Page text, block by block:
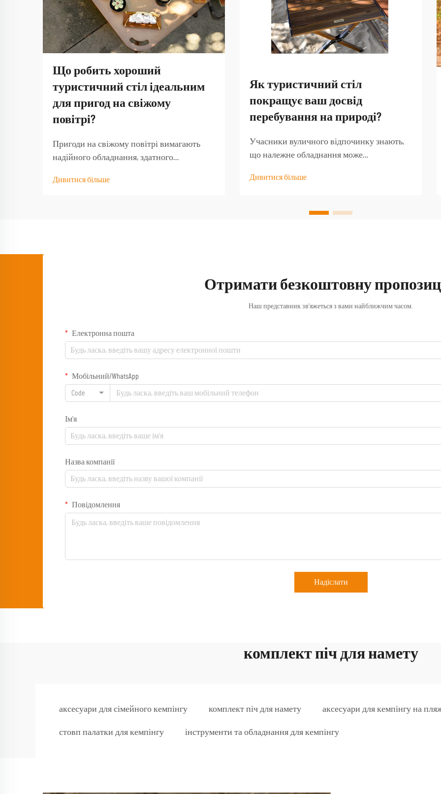
Що робить хороший
туристичний стіл ідеальним
для пригод на свіжому
повітрі?
Пригоди на свіжому повітрі вимагають
надійного обладнання, здатного
умов і забезпечити функціональність тоді,
Дивитися більше
Як туристичний стіл
покращує ваш досвід
перебування на природі?
Учасники вуличного відпочинку знають,
що належне обладнання може
на незабутню пригоду. Серед найменш
Дивитися більше
Отримати безкоштовну
Наш представник зв'яжеться з вами найближчим часом.
Електронна пошта
Мобільний/WhatsApp
Code
Ім'я
Назва компанії
Повідомлення
Надіслати
комплект піч для намету
аксесуари для сімейного кемпінгу комплект піч для намету аксесуари для кемпінгу на
стовп палатки для кемпінгу інструменти та обладнання для кемпінгу